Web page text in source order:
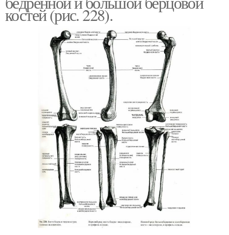
костей (рис. 228).